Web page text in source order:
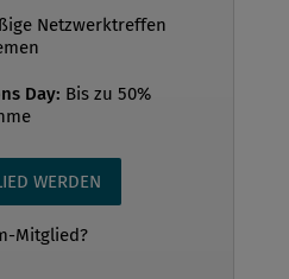
Netzwerktreffen
Day: Bis zu 50%
WERDEN
Mitglied?